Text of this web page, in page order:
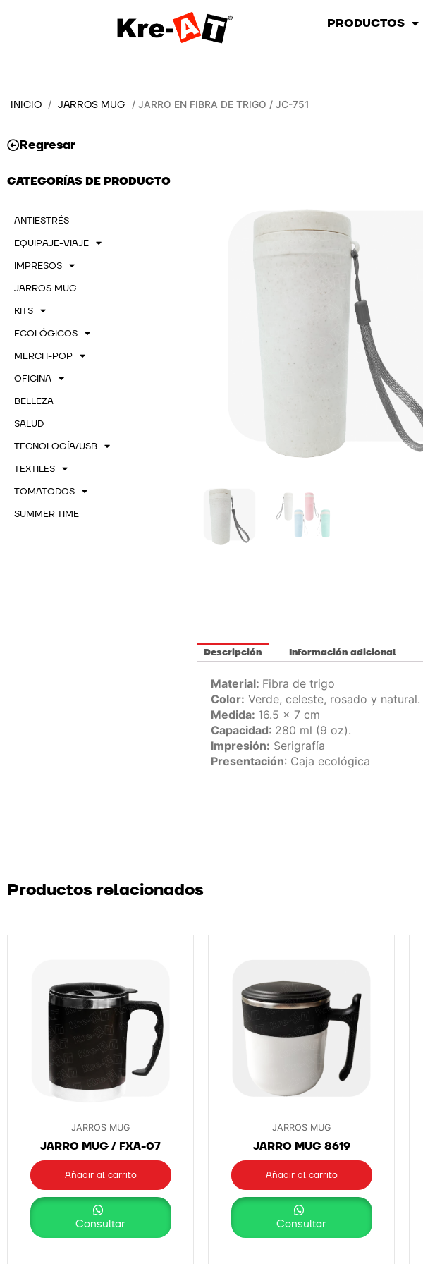
PRODUCTOS
INICIO / JARROS MUG / JARRO EN FIBRA DE TRIGO / JC-751
Regresar
CATEGORÍAS DE PRODUCTO
ANTIESTRÉS
EQUIPAJE-VIAJE
IMPRESOS
JARROS MUG
KITS
ECOLÓGICOS
MERCH-POP
OFICINA
BELLEZA
SALUD
TECNOLOGÍA/USB
TEXTILES
TOMATODOS
SUMMER TIME
Descripción Información adicional
Material: Fibra de trigo
Color: Verde, celeste, rosado y natural.
Medida: 16.5 x 7 cm
Capacidad: 280 ml (9 oz).
Impresión: Serigrafía
Presentación: Caja ecológica
Productos relacionados
JARROS MUG
JARRO MUG / FXA-07
Añadir al carrito
Consultar
JARROS MUG
JARRO MUG 8619
Añadir al carrito
Consultar